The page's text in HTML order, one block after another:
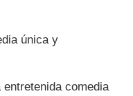
única y
entretenida comedia